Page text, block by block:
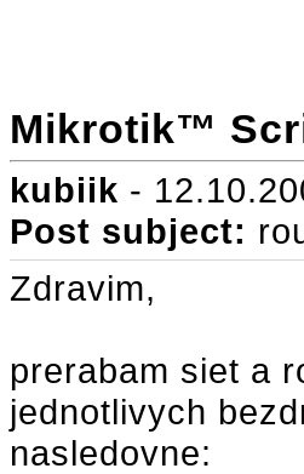
Mikrotik™
kubiik -
Post subject:
Zdravim,
prerabam siet a
jednotlivych
nasledovne: